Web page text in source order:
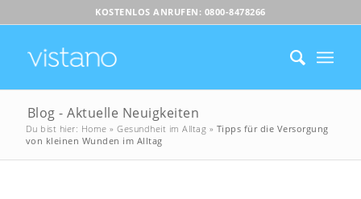
KOSTENLOS ANRUFEN: 0800-8478266
Blog - Aktuelle Neuigkeiten
Du bist hier: Home »Gesundheit im Alltag » Tipps für die Versorgung
von kleinen Wunden im Alltag